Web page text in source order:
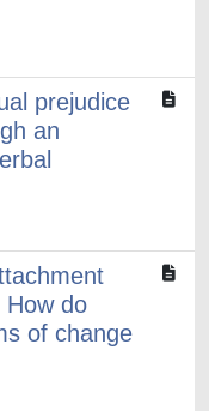
prejudice
an
How do
of change